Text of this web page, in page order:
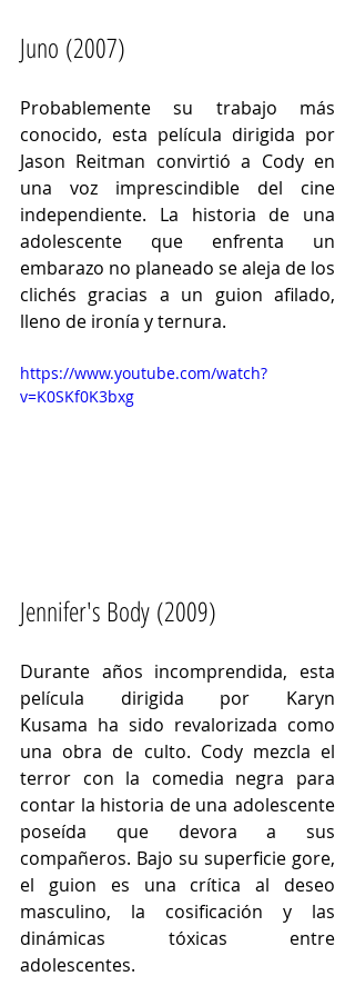
Juno (2007)
Probablemente su trabajo más
conocido, esta película dirigida por
Jason Reitman convirtió a Cody en
una voz imprescindible del cine
independiente. La historia de una
adolescente que enfrenta un
embarazo no planeado se aleja de los
clichés gracias a un guion afilado,
lleno de ironía y ternura.
https://www.youtube.com/watch?
v=K0SKf0K3bxg
Jennifer's Body (2009)
Durante años incomprendida, esta
película dirigida por Karyn
Kusama ha sido revalorizada como
una obra de culto. Cody mezcla el
terror con la comedia negra para
contar la historia de una adolescente
poseída que devora a sus
compañeros. Bajo su superficie gore,
el guion es una crítica al deseo
masculino, la cosificación y las
dinámicas tóxicas entre
adolescentes.